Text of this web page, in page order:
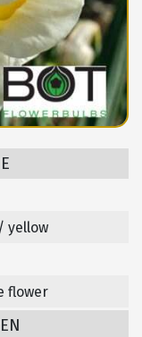
yellow
flower